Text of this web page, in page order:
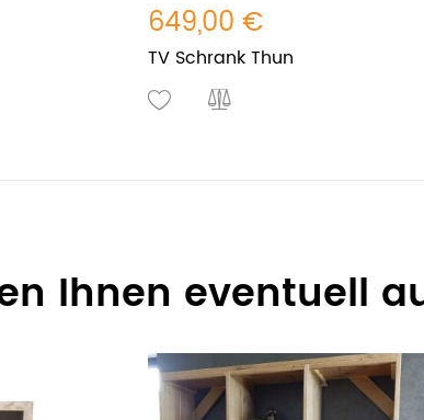
649,00 €
TV Schrank Thun
Ihnen eventuell